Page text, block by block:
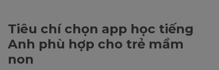
Tiêu chí chọn app học tiếng
Anh phù hợp cho trẻ mầm
non